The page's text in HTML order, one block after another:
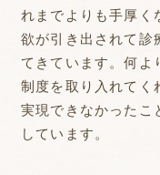
れまでよりも手厚く
欲が引き出されて診
てきています。何よ
制度を取り入れてく
実現できなかったこ
しています。